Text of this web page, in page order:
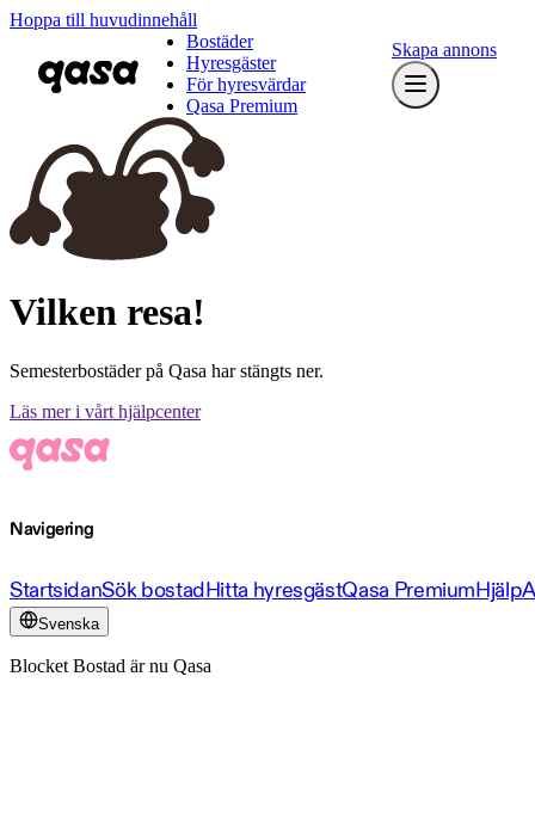
Hoppa till huvudinnehåll
Bostäder
Hyresgäster
För hyresvärdar
Qasa Premium
Skapa annons
Vilken resa!
Semesterbostäder på Qasa har stängts ner.
Läs mer i vårt hjälpcenter
Navigering
StartsidanSök bostadHitta hyresgästQasa PremiumHjälp
Svenska
Blocket Bostad är nu Qasa